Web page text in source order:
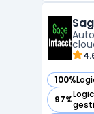
100%
— voir
97%
— voir